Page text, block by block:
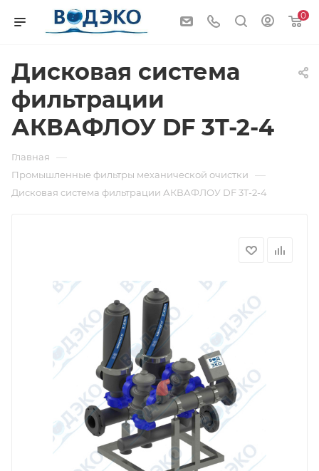
0
Дисковая система
фильтрации
АКВАФЛОУ DF 3T-2-4
Главная —
Промышленные фильтры механической очистки —
Дисковая система фильтрации АКВАФЛОУ DF 3T-2-4